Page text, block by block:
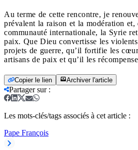
Au terme de cette rencontre, je
prévalent la raison et la modération et,
communauté internationale, la Syrie
paix. Que Dieu convertisse les
projets de guerre, qu’il fortifie les
artisans de paix et qu’il les
Copier le lien Archiver l'article
Partager sur:
Les mots-clés/tags associés à cet article :
Pape François